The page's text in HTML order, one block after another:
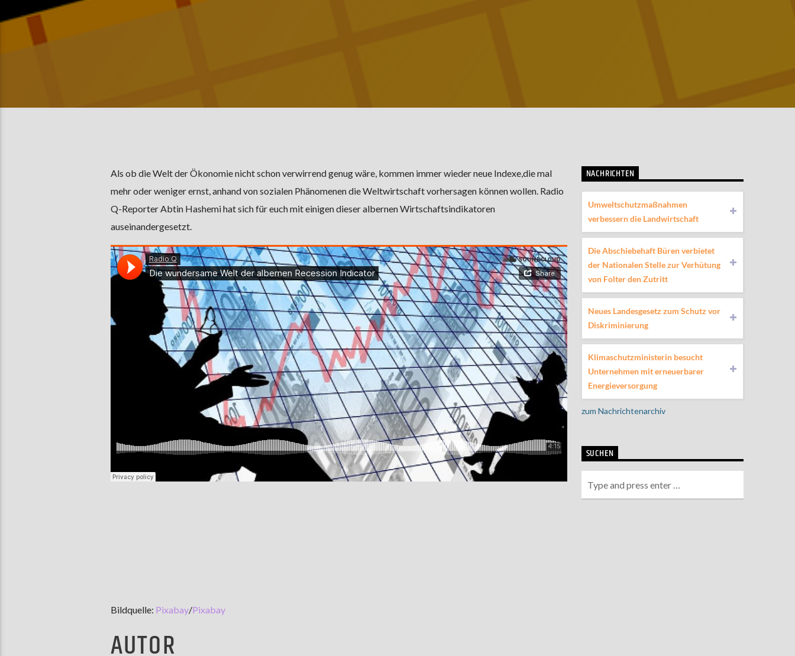
Als ob die Welt der Ökonomie nicht schon verwirrend genug wäre, kommen immer wieder neue Indexe,die mal
mehr oder weniger ernst, anhand von sozialen Phänomenen die Weltwirtschaft vorhersagen können wollen. Radio
Q-Reporter Abtin Hashemi hat sich für euch mit einigen dieser albernen Wirtschaftsindikatoren
auseinandergesetzt.
Bildquelle: Pixabay/Pixabay
AUTOR
NACHRICHTEN
Umweltschutzmaßnahmen
verbessern die Landwirtschaft
Die Abschiebehaft Büren verbietet
der Nationalen Stelle zur Verhütung
von Folter den Zutritt
Neues Landesgesetz zum Schutz vor
Diskriminierung
Klimaschutzministerin besucht
Unternehmen mit erneuerbarer
Energieversorgung
zum Nachrichtenarchiv
SUCHEN